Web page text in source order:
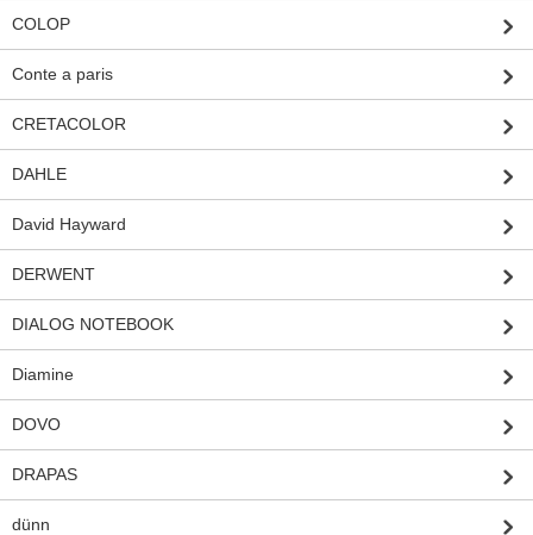
COLOP
Conte a paris
CRETACOLOR
DAHLE
David Hayward
DERWENT
DIALOG NOTEBOOK
Diamine
DOVO
DRAPAS
dünn